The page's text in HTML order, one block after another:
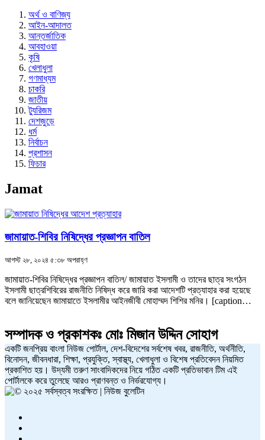
অর্থ ও বাণিজ্য
আইন-আদালত
আন্তর্জাতিক
আবহাওয়া
কৃষি
খেলাধুলা
গণমাধ্যম
চাকরি
জাতীয়
ট্যুরিজম
দেশজুড়ে
ধর্ম
নির্বাচন
প্রশাসন
ফিচার
Jamat
জামায়াত-শিবির নিষিদ্ধের প্রজ্ঞাপন বাতিল
আগস্ট ২৮, ২০২৪ ৫:৩৮ অপরাহ্ণ
জামায়াত-শিবির নিষিদ্ধের প্রজ্ঞাপন বাতিল/ জামায়াত ইসলামী ও তাদের ছাত্র সংগঠন
ইসলামী ছাত্রশিবিরের রাজনীতি নিষিদ্ধ করে জারি করা আদেশটি প্রত্যাহার করা হয়েছে
বলে জানিয়েছেন জামায়াতে ইসলামীর আইনজীবী মোহাম্মদ শিশির মনির। [caption…
সম্পাদক ও প্রকাশকঃ মোঃ মিজান উদ্দিন সোহাগ
একটি জনপ্রিয় বাংলা নিউজ পোর্টাল, দেশ-বিদেশের সর্বশেষ খবর, রাজনীতি, অর্থনীতি,
বিনোদন, জীবনধারা, শিক্ষা, প্রযুক্তি, স্বাস্থ্য, খেলাধুলা ও বিশেষ প্রতিবেদন নিয়মিত
প্রকাশিত হয়। উদ্যমী তরুণ সাংবাদিকদের নিয়ে গঠিত একটি প্রতিভাবান টিম এই
পোর্টালকে করে তুলেছে আরও প্রাণবন্ত ও নির্ভরযোগ্য।